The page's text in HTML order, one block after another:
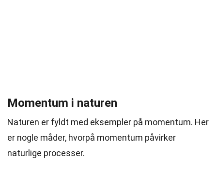
Momentum i naturen
Naturen er fyldt med eksempler på momentum. Her
er nogle måder, hvorpå momentum påvirker
naturlige processer.